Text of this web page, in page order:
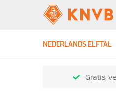
NEDERLANDS ELFTAL
Gratis